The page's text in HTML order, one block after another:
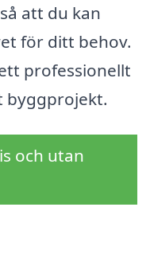
att du kan
för ditt behov.
professionellt
byggprojekt.
och utan